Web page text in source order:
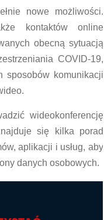
nowe możliwości.
kontaktów online
obecną sytuacją
COVID-19,
sposobów komunikacji
wideokonferencję
się kilka porad
aplikacji i usług, aby
danych osobowych.